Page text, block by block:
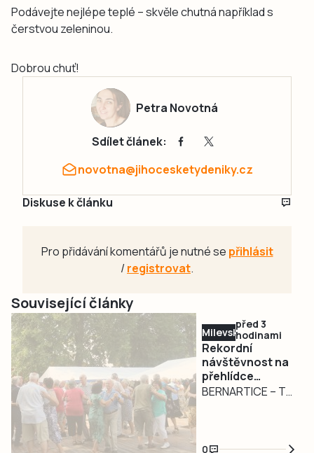
Podávejte nejlépe teplé – skvěle chutná například s
čerstvou zeleninou.
Dobrou chuť!
Petra Novotná
Sdílet článek:
novotna@jihocesketydeniky.cz
Diskuse k článku
Pro přidávání komentářů je nutné se přihlásit
/registrovat.
Související články
Milevsko
před 3
hodinami
Rekordní
návštěvnost na
přehlídce
dechovek v
naštvaní.
BERNARTICE – To
přehlídky
0